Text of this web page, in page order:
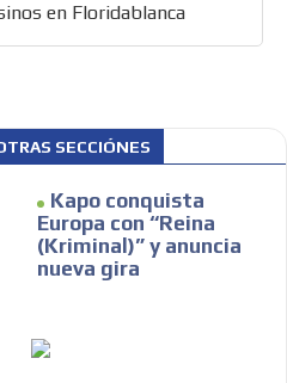
en Floridablanca
SECCIÓNES
Kapo conquista
Europa con “Reina
(Kriminal)” y anuncia
nueva gira